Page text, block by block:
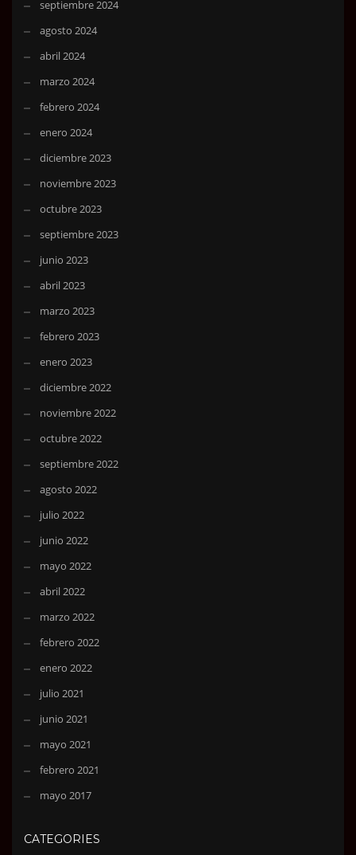
septiembre 2024
agosto 2024
abril 2024
marzo 2024
febrero 2024
enero 2024
diciembre 2023
noviembre 2023
octubre 2023
septiembre 2023
junio 2023
abril 2023
marzo 2023
febrero 2023
enero 2023
diciembre 2022
noviembre 2022
octubre 2022
septiembre 2022
agosto 2022
julio 2022
junio 2022
mayo 2022
abril 2022
marzo 2022
febrero 2022
enero 2022
julio 2021
junio 2021
mayo 2021
febrero 2021
mayo 2017
CATEGORIES